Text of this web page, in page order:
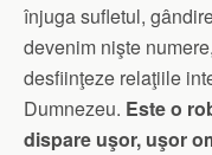
înjuga sufletul,
devenim nişte
desfiinţeze relaţiile
Dumnezeu. Este o
dispare uşor, uşor